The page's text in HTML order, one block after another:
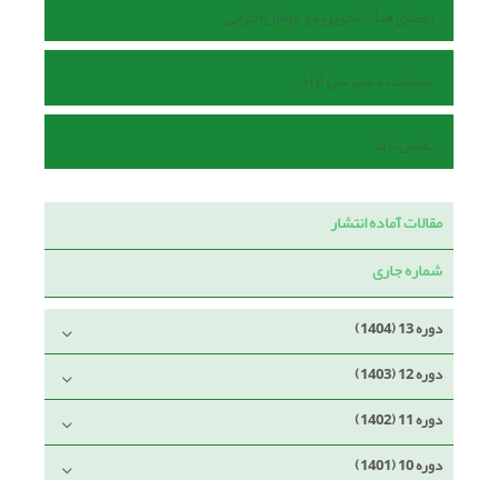
اعضای هیأت تحریریه و عوامل اجرایی
سیاست دسترسی آزاد
تماس با ما
مقالات آماده انتشار
شماره جاری
دوره 13 (1404)
دوره 12 (1403)
دوره 11 (1402)
دوره 10 (1401)